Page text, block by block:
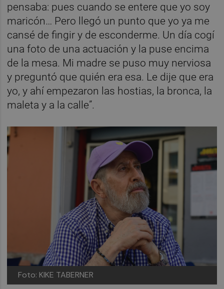
pensaba: pues cuando se entere que yo soy
maricón… Pero llegó un punto que yo ya me
cansé de fingir y de esconderme. Un día cogí
una foto de una actuación y la puse encima
de la mesa. Mi madre se puso muy nerviosa
y preguntó que quién era esa. Le dije que era
yo, y ahí empezaron las hostias, la bronca, la
maleta y a la calle”.
Foto: KIKE TABERNER